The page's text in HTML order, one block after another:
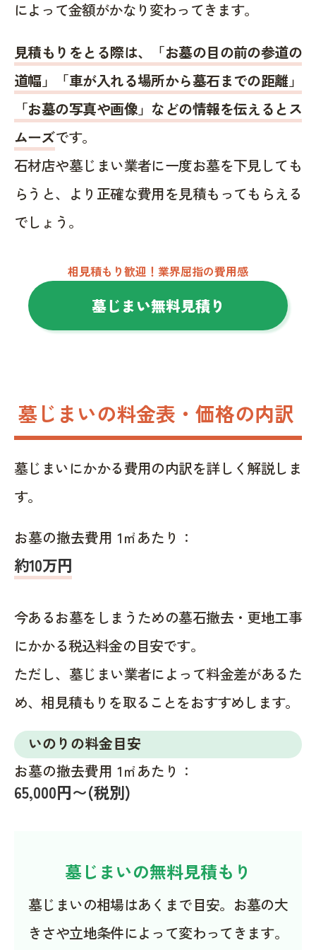
によって金額がかなり変わってきます。
見積もりをとる際は、「お墓の目の前の参道の
道幅」「車が入れる場所から墓石までの距離」
「お墓の写真や画像」などの情報を伝えるとス
ムーズです。
石材店や墓じまい業者に一度お墓を下見しても
らうと、より正確な費用を見積もってもらえる
でしょう。
相見積もり歓迎！業界屈指の費用感
墓じまい無料見積り
墓じまいの料金表・価格の内訳
墓じまいにかかる費用の内訳を詳しく解説しま
す。
お墓の撤去費用 1㎡あたり：
約10万円
今あるお墓をしまうための墓石撤去・更地工事
にかかる税込料金の目安です。
ただし、墓じまい業者によって料金差があるた
め、相見積もりを取ることをおすすめします。
いのりの料金目安
お墓の撤去費用 1㎡あたり：
65,000円〜(税別)
墓じまいの無料見積もり
墓じまいの相場はあくまで目安。お墓の大
きさや立地条件によって変わってきます。